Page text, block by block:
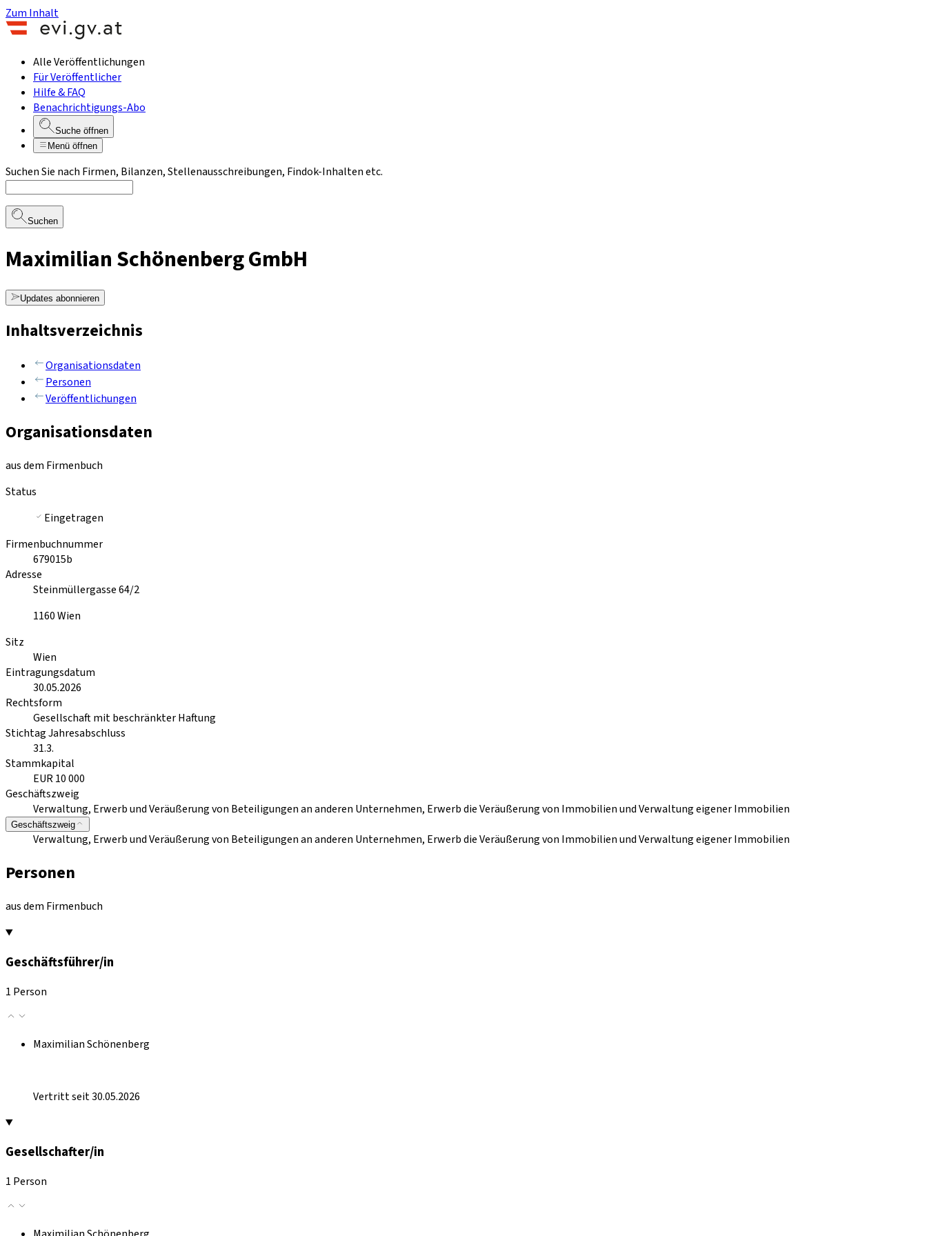
Zum Inhalt
Alle Veröffentlichungen
Für Veröffentlicher
Hilfe & FAQ
Benachrichtigungs-Abo
Suche öffnen
Menü öffnen
Suchen Sie nach Firmen, Bilanzen, Stellenausschreibungen, Findok-Inhalten etc.
Suchen
Maximilian Schönenberg GmbH
Updates abonnieren
Inhaltsverzeichnis
Organisationsdaten
Personen
Veröffentlichungen
Organisationsdaten
aus dem Firmenbuch
Status
Eingetragen
Firmenbuchnummer
679015b
Adresse
Steinmüllergasse 64/2
1160Wien
Sitz
Wien
Eintragungsdatum
30.05.2026
Rechtsform
Gesellschaft mit beschränkter Haftung
Stichtag Jahresabschluss
31.3.
Stammkapital
EUR 10 000
Geschäftszweig
Verwaltung, Erwerb und Veräußerung von Beteiligungen an anderen Unternehmen, Erwerb die Veräußerung von Immobilien und Verwaltung eigener Immobilien
Geschäftszweig
Verwaltung, Erwerb und Veräußerung von Beteiligungen an anderen Unternehmen, Erwerb die Veräußerung von Immobilien und Verwaltung eigener Immobilien
Personen
aus dem Firmenbuch
Geschäftsführer/in
1 Person
Maximilian Schönenberg
Vertritt seit 30.05.2026
Gesellschafter/in
1 Person